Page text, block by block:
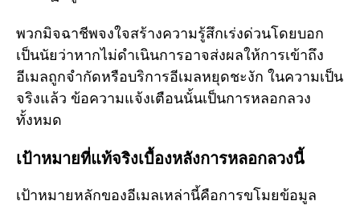
พวกมิจฉาชีพจงใจสร้างความรู้สึกเร่งด่วนโดยบอก
เป็นนัยว่าหากไม่ดำเนินการอาจส่งผลให้การเข้าถึง
อีเมลถูกจำกัดหรือบริการอีเมลหยุดชะงัก ในความเป็น
จริงแล้ว ข้อความแจ้งเตือนนั้นเป็นการหลอกลวง
ทั้งหมด
เป้าหมายที่แท้จริงเบื้องหลังการหลอกลวงนี้
เป้าหมายหลักของอีเมลเหล่านี้คือการขโมยข้อมูล